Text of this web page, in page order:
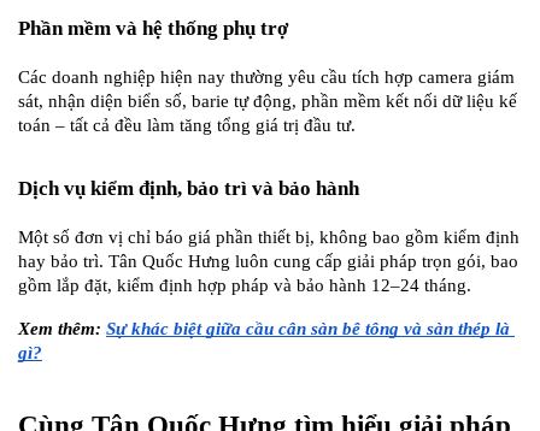
Phần mềm và hệ thống phụ trợ
Các doanh nghiệp hiện nay thường yêu cầu tích hợp camera giám
sát, nhận diện biển số, barie tự động, phần mềm kết nối dữ liệu kế
toán – tất cả đều làm tăng tổng giá trị đầu tư.
Dịch vụ kiểm định, bảo trì và bảo hành
Một số đơn vị chỉ báo giá phần thiết bị, không bao gồm kiểm định
hay bảo trì. Tân Quốc Hưng luôn cung cấp giải pháp trọn gói, bao
gồm lắp đặt, kiểm định hợp pháp và bảo hành 12–24 tháng.
Xem thêm: Sự khác biệt giữa cầu cân sàn bê tông và sàn thép là
gì?
Cùng Tân Quốc Hưng tìm hiểu giải pháp